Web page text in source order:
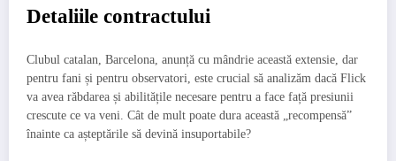
Detaliile contractului
Clubul catalan, Barcelona, anunță cu mândrie această extensie, dar
pentru fani și pentru observatori, este crucial să analizăm dacă Flick
va avea răbdarea și abilitățile necesare pentru a face față presiunii
crescute ce va veni. Cât de mult poate dura această „recompensă”
înainte ca așteptările să devină insuportabile?